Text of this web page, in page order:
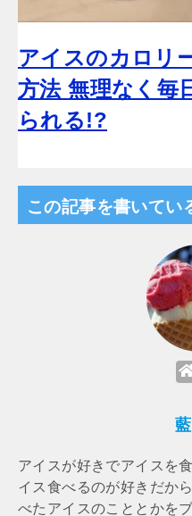
アイスのカロリ
方法 無理なく毎
られる!?
この記事を書いてい
アイスが好きでアイスを
イス食べるのが好きだか
べたアイスのこととかを